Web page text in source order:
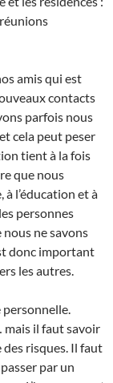
amis qui est
contacts
parfois nous
cela peut peser
tient à la fois
que nous
l’éducation et à
personnes
ne savons
donc important
les autres.
personnelle.
il faut savoir
des risques. Il faut
par un